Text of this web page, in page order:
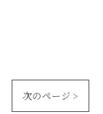
次のページ >